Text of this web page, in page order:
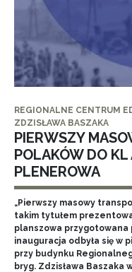
REGIONALNE CENTRUM
ZDZISŁAWA BASZAKA
PIERWSZY
POLAKÓW DO
PLENEROWA
„Pierwszy masowy
takim tytułem
planszowa przygotowana
inauguracja odbyła się w
przy budynku
bryg. Zdzisława Baszaka